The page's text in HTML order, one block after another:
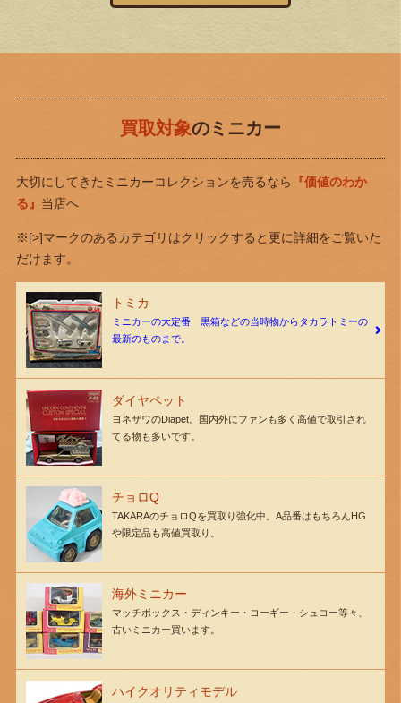
買取対象のミニカー
大切にしてきたミニカーコレクションを売るなら
『価値のわか
る』 当店へ
※[>]マークのあるカテゴリはクリックすると更に詳細をご覧いた
だけます。
トミカ
ミニカーの大定番 黒箱などの当時物からタカラトミーの
最新のものまで。
ダイヤペット
ヨネザワのDiapet。国内外にファンも多く高値で取引され
てる物も多いです。
チョロQ
TAKARAのチョロQを買取り強化中。A品番はもちろんHG
や限定品も高値買取り。
海外ミニカー
マッチボックス・ディンキー・コーギー・シュコー等々、
古いミニカー買います。
ハイクオリティモデル